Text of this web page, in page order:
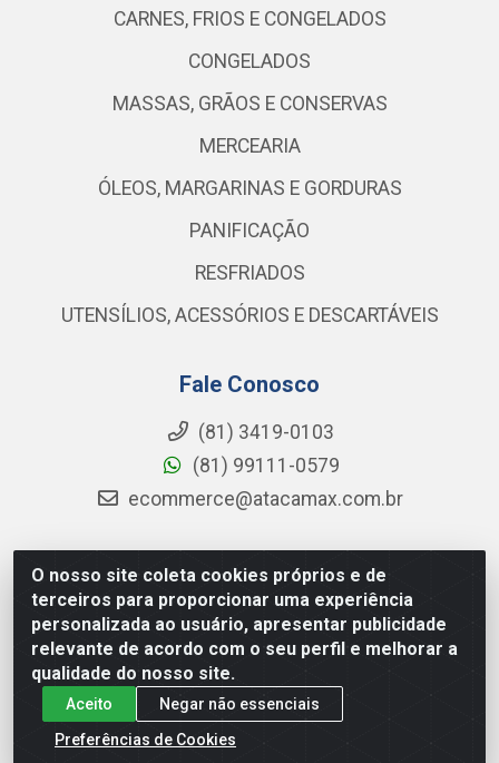
O nosso site coleta cookies próprios e de
terceiros para proporcionar uma experiência
personalizada ao usuário, apresentar publicidade
relevante de acordo com o seu perfil e melhorar a
qualidade do nosso site.
Aceito
Negar não essenciais
Preferências de Cookies
CARNES, FRIOS E CONGELADOS
CONGELADOS
MASSAS, GRÃOS E CONSERVAS
MERCEARIA
ÓLEOS, MARGARINAS E GORDURAS
PANIFICAÇÃO
RESFRIADOS
UTENSÍLIOS, ACESSÓRIOS E DESCARTÁVEIS
Fale Conosco
(81) 3419-0103
(81) 99111-0579
ecommerce@atacamax.com.br
Atacamax Importadora de Alimentos LTDA - RODOVIA BR-
101 - SUL, KM 79,60 GP E GALPAO:D - Muribeca, Jaboatão dos
Guararapes - PE, 54355-010 - CNPJ 08.305.623/0001-84